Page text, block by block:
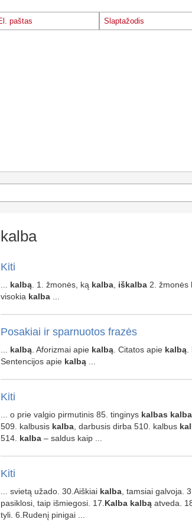
kalba
Kiti
kalbą. 1. žmonės, ką kalba, iškalba2. žmonės
visokia kalba...
Posakiai ir sparnuotos frazės
kalbą. Aforizmai apie kalbą. Citatos apie kalbą.
Sentencijos apie kalbą...
Kiti
... o prie valgio pirmutinis 85. tinginys kalbas kalba
509. kalbusis kalba, darbusis dirba 510. kalbus
514. kalba– saldus kaip ...
Kiti
... svietą užado. 30.Aiškiai kalba, tamsiai galvoja.
pasiklosi, taip išmiegosi. 17. Kalba kalbąatveda.
tyli. 6.Rudenį pinigai ...